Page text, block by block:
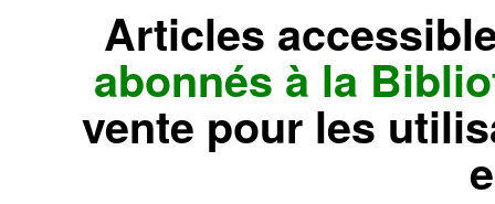
Articles
abonnés à la
vente pour les